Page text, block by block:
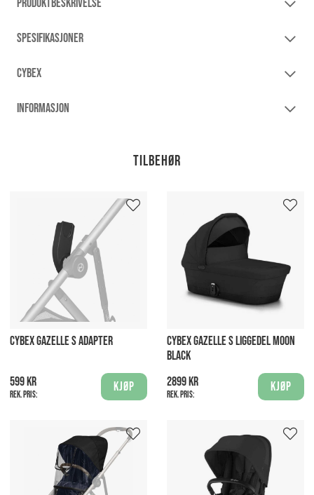
PRODUKTBESKRIVELSE
SPESIFIKASJONER
CYBEX
INFORMASJON
Tilbehør
CYBEX GAZELLE S ADAPTER
599 kr
Rek. pris:
Kjøp
CYBEX GAZELLE S LIGGEDEL MOON
BLACK
2899 kr
Rek. pris:
Kjøp